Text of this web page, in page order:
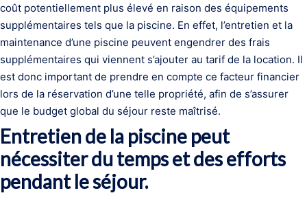
coût potentiellement plus élevé en raison des équipements
supplémentaires tels que la piscine. En effet, l’entretien et la
maintenance d’une piscine peuvent engendrer des frais
supplémentaires qui viennent s’ajouter au tarif de la location. Il
est donc important de prendre en compte ce facteur financier
lors de la réservation d’une telle propriété, afin de s’assurer
que le budget global du séjour reste maîtrisé.
Entretien de la piscine peut
nécessiter du temps et des efforts
pendant le séjour.